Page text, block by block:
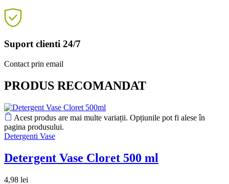
Suport clienti 24/7
Contact prin email
PRODUS RECOMANDAT
Acest produs are mai multe variații. Opțiunile pot fi alese în
pagina produsului.
Detergenti Vase
Detergent Vase Cloret 500 ml
4,98 lei